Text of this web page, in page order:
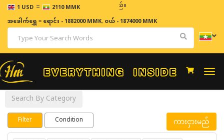
1 USD = 2110 MMK
အခေါက်ရွှေ=ရောင်း - 1882000 MMK, ဝယ် - 1874000 MMK
Search By Category
Filter Condition ကားငှားမည်